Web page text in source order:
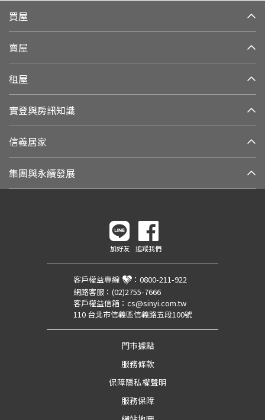
買屋
賣屋
租屋
實登與房訊知識
信義居家
集團與永續發展
加好友 追蹤我們
客戶權益專線 ： 0800-211-922
網路客服： (02)2755-7666
客戶權益信箱： cs@sinyi.com.tw
110 台北市信義區信義路五段100號
門市據點
服務條款
保障隱私權聲明
服務保障